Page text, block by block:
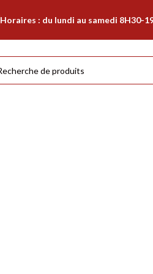
Horaires : du lundi au samedi 8H30-